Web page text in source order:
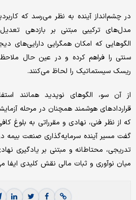
در چشم‌انداز آینده به نظر می‌رسد که
مدل‌های ترکیبی مبتنی بر بازدهی
الگو‌هایی که امکان همگرایی دارایی‌های
سنتی را فراهم کرده و در عین حال
ریسک سیستماتیک را لحاظ می‌کنند.
از آن سو، الگوهای نوپدید همانند
قراردادهای هوشمند همچنان در مرحله
که از نظر فنی، نهادی و مقرراتی به بلوغ
گفت مسیر آینده سرمایه‌گذاری صنعت بیمه
تدریجی، محتاطانه و مبتنی بر یادگیری
میان نوآوری و ثبات مالی نقش کلیدی ایفا